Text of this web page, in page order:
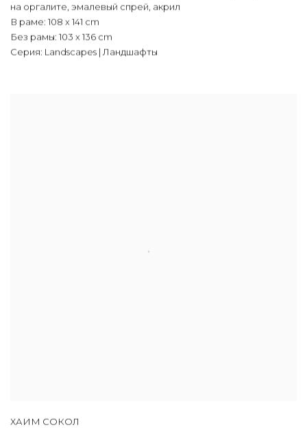
на оргалите, эмалевый спрей, акрил
В раме: 108 x 141 сm
Без рамы: 103 x 136 cm
Серия: Landscapes | Ландшафты
ХАИМ СОКОЛ